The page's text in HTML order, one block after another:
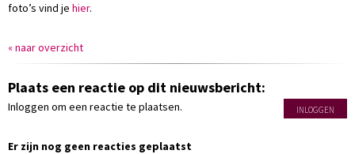
foto’s vind je hier.
« naar overzicht
Plaats een reactie op dit nieuwsbericht:
Inloggen om een reactie te plaatsen. INLOGGEN
Er zijn nog geen reacties geplaatst